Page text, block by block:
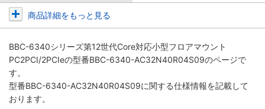
商品詳細をもっと見る
BBC-6340シリーズ第12世代Core対応小型フロアマウント
PC2PCI/2PCIeの型番BBC-6340-AC32N40R04S09のページで
す。
型番BBC-6340-AC32N40R04S09に関する仕様情報を記載して
おります。